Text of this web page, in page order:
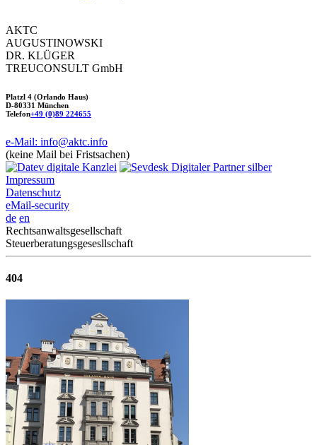
AKTC
AUGUSTINOWSKI
DR. KLÜGER
TREUCONSULT GmbH
Platzl 4 (Orlando Haus)
D-80331 München
Telefon+49 (0)89 224655
e-Mail: info@aktc.info
(keine Mail bei Fristsachen)
Impressum
Datenschutz
eMail-security
de en
Rechtsanwaltsgesellschaft
Steuerberatungsgesesllschaft
404